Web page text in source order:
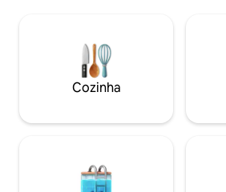
jantar/estar (cama de solteiro XL)
cozinha gourmet completa, 2º quarto
WF de grandes dimensões e banheiro
completo. Nossos hóspedes podem
baía, da praia e do pôr do sol
Cozinha